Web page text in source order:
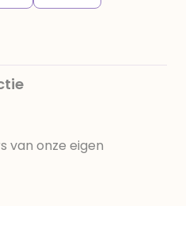
van onze eigen